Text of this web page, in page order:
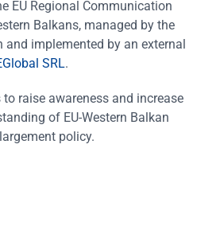
EU Regional Communication
Balkans, managed by the
and implemented by an external
SRL.
raise awareness and increase
of EU-Western Balkan
policy.